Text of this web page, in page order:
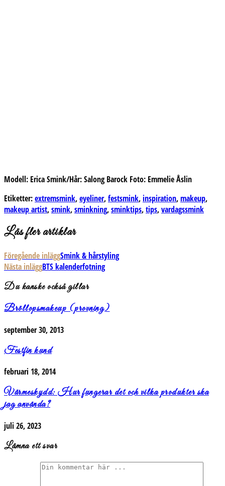
Modell: Erica Smink/Hår: Salong Barock Foto: Emmelie Åslin
Etiketter:extremsmink,eyeliner,festsmink,inspiration,makeup,
makeup artist,smink,sminkning,sminktips,tips,vardagssmink
Läs fler artiklar
Föregående inläggSmink & hårstyling
Nästa inläggBTS kalenderfotning
Du kanske också gillar
Bröllopsmakeup (provning)
september 30, 2013
Festfin kund
februari 18, 2014
Värmeskydd: Hur fungerar det och vilka produkter ska
jag använda?
juli 26, 2023
Lämna ett svar